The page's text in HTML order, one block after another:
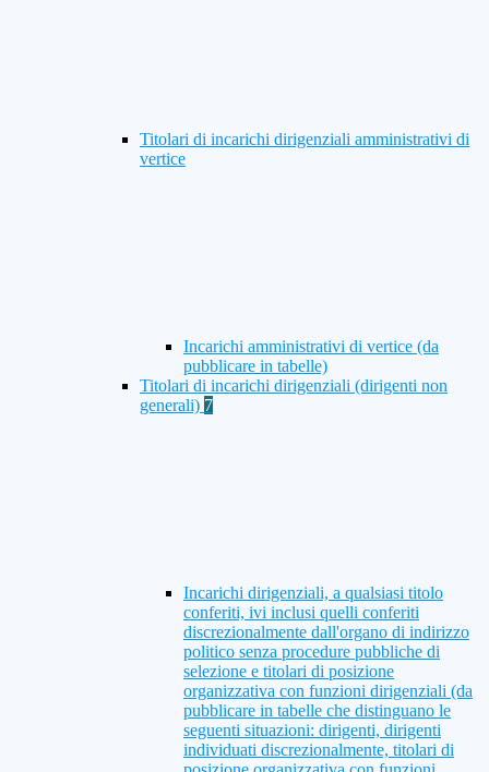
Titolari di incarichi dirigenziali amministrativi di
vertice
Incarichi amministrativi di vertice (da
pubblicare in tabelle)
Titolari di incarichi dirigenziali (dirigenti non
generali) 7
Incarichi dirigenziali, a qualsiasi titolo
conferiti, ivi inclusi quelli conferiti
discrezionalmente dall'organo di indirizzo
politico senza procedure pubbliche di
selezione e titolari di posizione
organizzativa con funzioni dirigenziali (da
pubblicare in tabelle che distinguano le
seguenti situazioni: dirigenti, dirigenti
individuati discrezionalmente, titolari di